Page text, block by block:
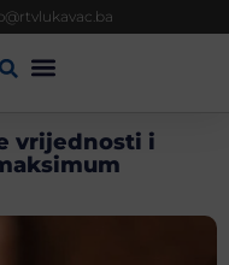
vrijednosti i